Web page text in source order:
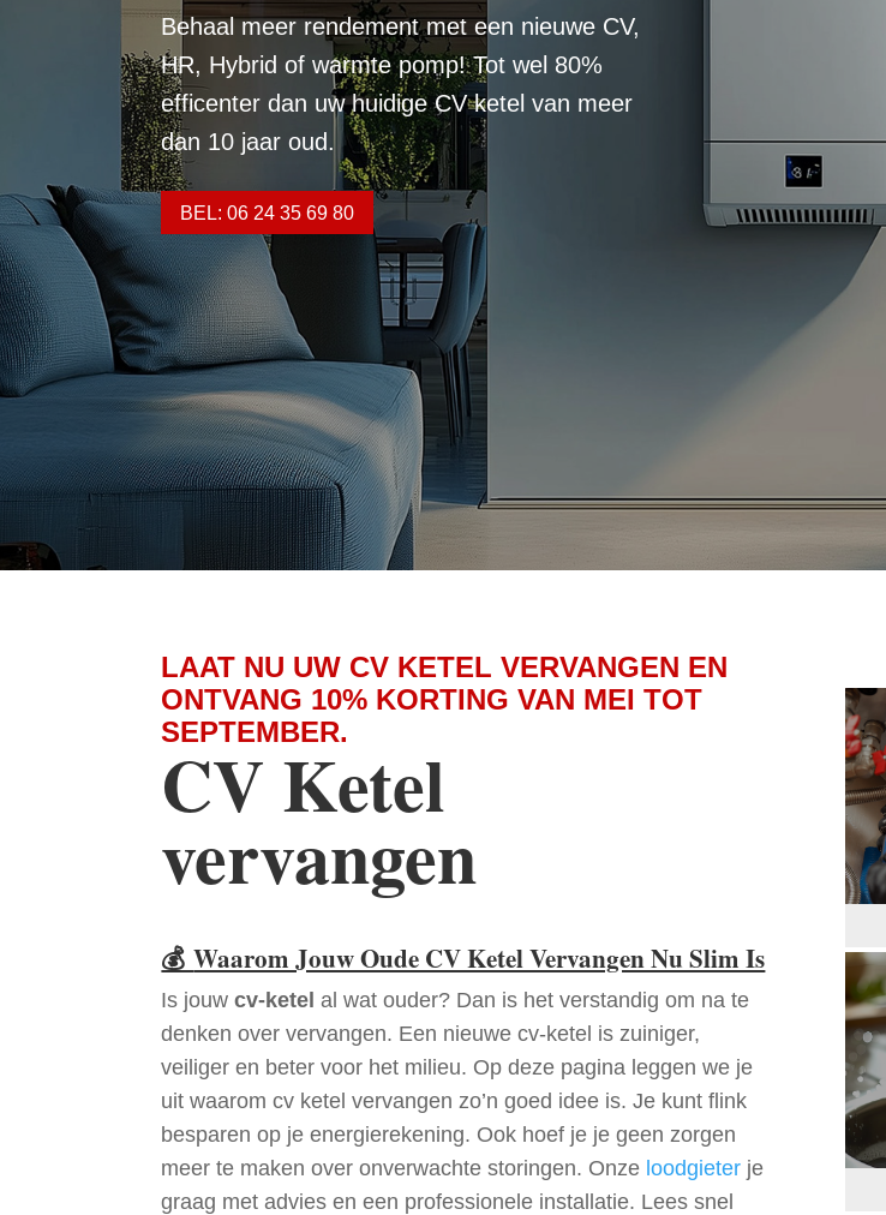
Behaal meer rendement met een nieuwe CV,
HR, Hybrid of warmte pomp! Tot wel 80%
efficenter dan uw huidige CV ketel van meer
dan 10 jaar oud.
BEL: 06 24 35 69 80
LAAT NU UW CV KETEL VERVANGEN EN
ONTVANG 10% KORTING VAN MEI TOT
SEPTEMBER.
CV Ketel
vervangen
💰Waarom Jouw Oude CV Ketel Vervangen Nu Slim Is
Is jouwcv-ketel al wat ouder? Dan is het verstandig om na te
denken over vervangen. Een nieuwe cv-ketel is zuiniger,
veiliger en beter voor het milieu. Op deze pagina leggen we je
uit waarom cv ketel vervangen zo’n goed idee is. Je kunt flink
besparen op je energierekening. Ook hoef je je geen zorgen
meer te maken over onverwachte storingen. Onze loodgieter je
graag met advies en een professionele installatie. Lees snel